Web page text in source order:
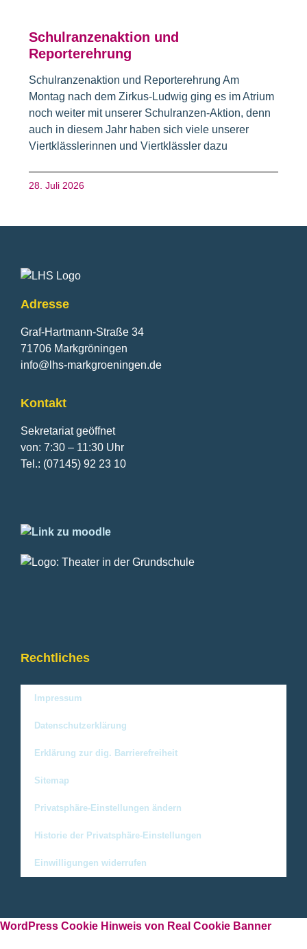
Schulranzenaktion und
Reporterehrung
Schulranzenaktion und Reporterehrung Am
Montag nach dem Zirkus-Ludwig ging es im Atrium
noch weiter mit unserer Schulranzen-Aktion, denn
auch in diesem Jahr haben sich viele unserer
Viertklässlerinnen und Viertklässler dazu
28. Juli 2026
Fusszeile
Adresse
Graf-Hartmann-Straße 34
71706 Markgröningen
info@lhs-markgroeningen.de
Kontakt
Sekretariat geöffnet
von: 7:30 – 11:30 Uhr
Tel.: (07145) 92 23 10
Rechtliches
Impressum
Datenschutzerklärung
Erklärung zur dig. Barrierefreiheit
Sitemap
Privatsphäre-Einstellungen ändern
Historie der Privatsphäre-Einstellungen
Einwilligungen widerrufen
WordPress Cookie Hinweis von Real Cookie Banner